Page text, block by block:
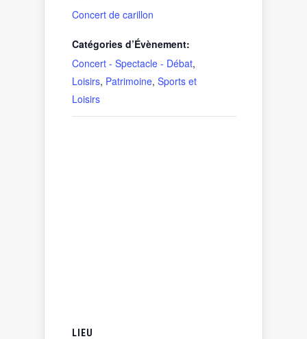
Concert de carillon
Catégories d’Évènement:
Concert - Spectacle - Débat,
Loisirs, Patrimoine, Sports et
Loisirs
LIEU